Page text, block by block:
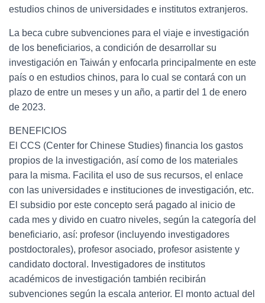
estudios chinos de universidades e institutos extranjeros.
La beca cubre subvenciones para el viaje e investigación
de los beneficiarios, a condición de desarrollar su
investigación en Taiwán y enfocarla principalmente en este
país o en estudios chinos, para lo cual se contará con un
plazo de entre un meses y un año, a partir del 1 de enero
de 2023.
BENEFICIOS
El CCS (Center for Chinese Studies) financia los gastos
propios de la investigación, así como de los materiales
para la misma. Facilita el uso de sus recursos, el enlace
con las universidades e instituciones de investigación, etc.
El subsidio por este concepto será pagado al inicio de
cada mes y divido en cuatro niveles, según la categoría del
beneficiario, así: profesor (incluyendo investigadores
postdoctorales), profesor asociado, profesor asistente y
candidato doctoral. Investigadores de institutos
académicos de investigación también recibirán
subvenciones según la escala anterior. El monto actual del